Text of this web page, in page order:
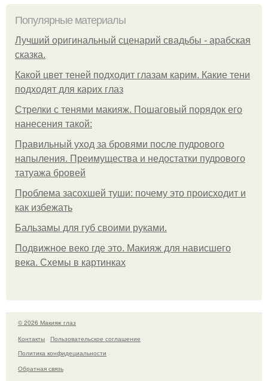
Популярные материалы
Лучший оригинальный сценарий свадьбы - арабская
сказка.
Какой цвет теней подходит глазам карим. Какие тени
подходят для карих глаз
Стрелки с тенями макияж. Пошаговый порядок его
нанесения такой:
Правильный уход за бровями после пудрового
напыления. Преимущества и недостатки пудрового
татуажа бровей
Проблема засохшей туши: почему это происходит и
как избежать
Бальзамы для губ своими руками.
Подвижное веко где это. Макияж для нависшего
века. Схемы в картинках
© 2026 Макияж глаз
Контакты
Пользовательское соглашение
Политика конфидециальности
Обратная связь